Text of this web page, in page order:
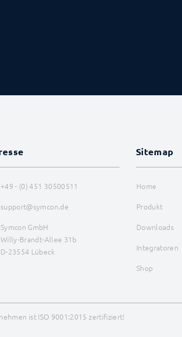
+49 - (0) 451 30500511
support@symcon.de
Symcon GmbH
Willy-Brandt-Allee 31b
D-23554 Lübeck
Sitemap
Home
Produkt
Downloads
Integratoren
Shop
ist ISO 9001:2015 zertifiziert!